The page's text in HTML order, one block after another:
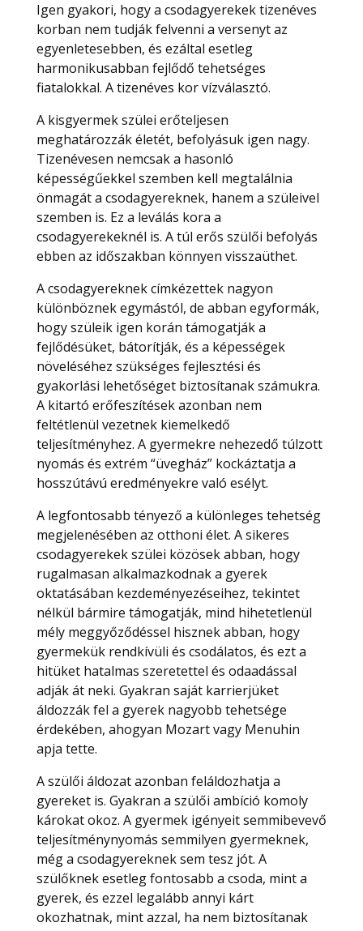
Igen gyakori, hogy a csodagyerekek tizenéves
korban nem tudják felvenni a versenyt az
egyenletesebben, és ezáltal esetleg
harmonikusabban fejlődő tehetséges
fiatalokkal. A tizenéves kor vízválasztó.
A kisgyermek szülei erőteljesen
meghatározzák életét, befolyásuk igen nagy.
Tizenévesen nemcsak a hasonló
képességűekkel szemben kell megtalálnia
önmagát a csodagyereknek, hanem a szüleivel
szemben is. Ez a leválás kora a
csodagyerekeknél is. A túl erős szülői befolyás
ebben az időszakban könnyen visszaüthet.
A csodagyereknek címkézettek nagyon
különböznek egymástól, de abban egyformák,
hogy szüleik igen korán támogatják a
fejlődésüket, bátorítják, és a képességek
növeléséhez szükséges fejlesztési és
gyakorlási lehetőséget biztosítanak számukra.
A kitartó erőfeszítések azonban nem
feltétlenül vezetnek kiemelkedő
teljesítményhez. A gyermekre nehezedő túlzott
nyomás és extrém “üvegház” kockáztatja a
hosszútávú eredményekre való esélyt.
A legfontosabb tényező a különleges tehetség
megjelenésében az otthoni élet. A sikeres
csodagyerekek szülei közösek abban, hogy
rugalmasan alkalmazkodnak a gyerek
oktatásában kezdeményezéseihez, tekintet
nélkül bármire támogatják, mind hihetetlenül
mély meggyőződéssel hisznek abban, hogy
gyermekük rendkívüli és csodálatos, és ezt a
hitüket hatalmas szeretettel és odaadással
adják át neki. Gyakran saját karrierjüket
áldozzák fel a gyerek nagyobb tehetsége
érdekében, ahogyan Mozart vagy Menuhin
apja tette.
A szülői áldozat azonban feláldozhatja a
gyereket is. Gyakran a szülői ambíció komoly
károkat okoz. A gyermek igényeit semmibevevő
teljesítménynyomás semmilyen gyermeknek,
még a csodagyereknek sem tesz jót. A
szülőknek esetleg fontosabb a csoda, mint a
gyerek, és ezzel legalább annyi kárt
okozhatnak, mint azzal, ha nem biztosítanak